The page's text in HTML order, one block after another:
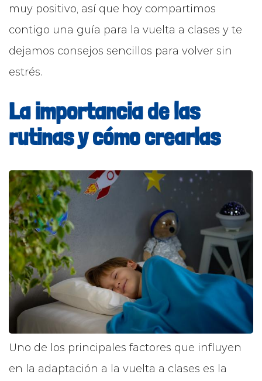
muy positivo, así que hoy compartimos
contigo una guía para la vuelta a clases y te
dejamos consejos sencillos para volver sin
estrés.
La importancia de las
rutinas y cómo crearlas
Uno de los principales factores que influyen
en la adaptación a la vuelta a clases es la